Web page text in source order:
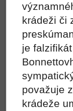
krádeži či
je
považuje
krádeže